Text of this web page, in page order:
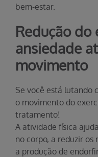
bem-estar.
Redução do
ansiedade
movimento
Se você está lutando
o movimento do
tratamento!
A atividade física
no corpo, a reduzir
a produção de